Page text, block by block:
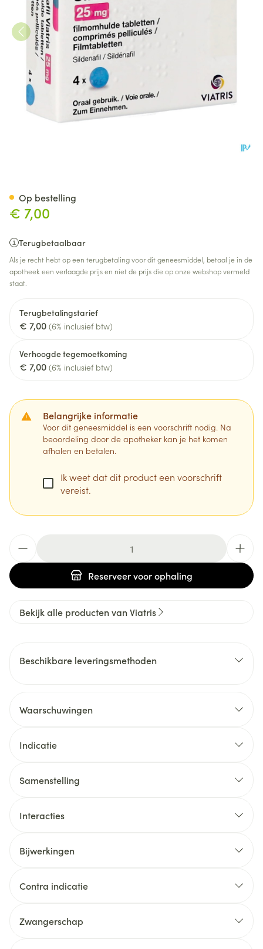
€ 7,00
Terugbetaalbaar
Als je recht hebt op een terugbetaling voor dit geneesmiddel, betaal je in de
apotheek een verlaagde prijs en niet de prijs die op onze webshop vermeld
staat.
Terugbetalingstarief
€ 7,00 (6% inclusief btw)
Verhoogde tegemoetkoming
€ 7,00 (6% inclusief btw)
Belangrijke informatie
Voor dit geneesmiddel is een voorschrift nodig. Na
beoordeling door de apotheker kan je het komen
afhalen en betalen.
Ik weet dat dit product een voorschrift
vereist.
Reserveervoor ophaling
Op bestelling
Bekijk alle producten van Viatris
Beschikbare leveringsmethoden
Waarschuwingen
Indicatie
Samenstelling
Interacties
Bijwerkingen
Contra indicatie
Zwangerschap